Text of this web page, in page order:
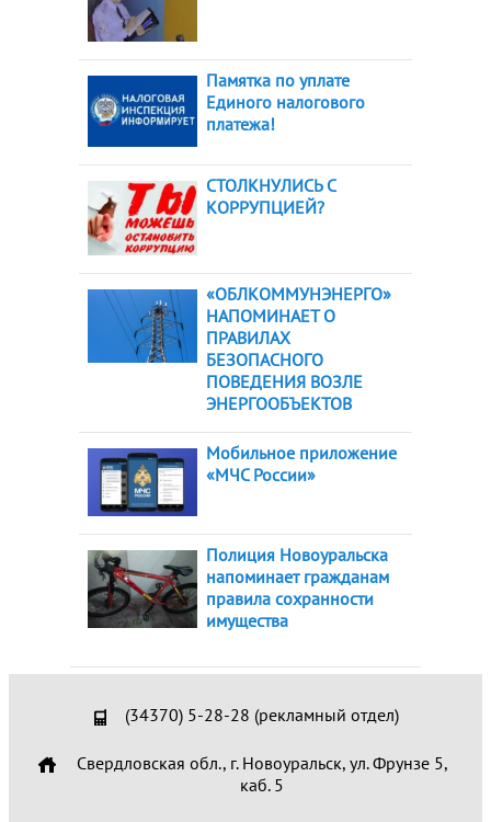
Памятка по уплате
Единого налогового
платежа!
СТОЛКНУЛИСЬ С
КОРРУПЦИЕЙ?
«ОБЛКОММУНЭНЕРГО»
НАПОМИНАЕТ О
ПРАВИЛАХ
БЕЗОПАСНОГО
ПОВЕДЕНИЯ ВОЗЛЕ
ЭНЕРГООБЪЕКТОВ
Мобильное приложение
«МЧС России»
Полиция Новоуральска
напоминает гражданам
правила сохранности
имущества
(34370) 5-28-28 (рекламный отдел)
Свердловская обл., г. Новоуральск, ул. Фрунзе 5,
каб. 5